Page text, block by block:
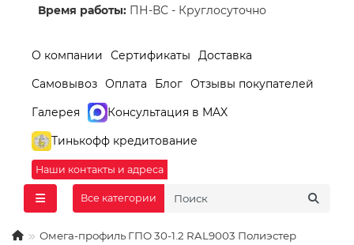
Время работы: ПН-ВС - Круглосуточно
О компании Сертификаты
Доставка
Самовывоз Оплата Блог Отзывы покупателей
Галерея
Консультация в MAX
Тинькофф кредитование
Наши контакты и адреса
Все категории
Омега-профиль ГПО 30-1.2 RAL9003 Полиэстер